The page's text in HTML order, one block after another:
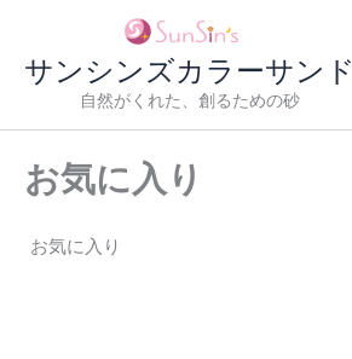
キ
サンシンズカラーサンド
自然がくれた、創るための砂
お気に入り
お気に入り